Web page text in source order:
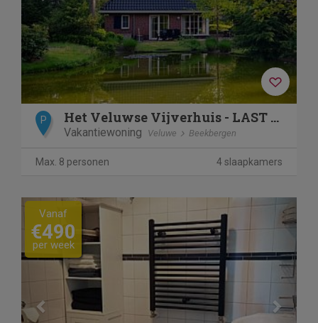
P Het Veluwse Vijverhuis - LAST MINUTE!
Vakantiewoning Veluwe Beekbergen
Max. 8 personen 4 slaapkamers
Previous Next
Vanaf
€490
per week